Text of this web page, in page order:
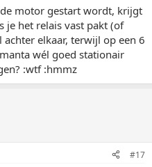
motor gestart wordt, krijgt
je het relais vast pakt (of
elkaar, terwijl op een 6
wél goed stationair
:wtf :hmmz
#17